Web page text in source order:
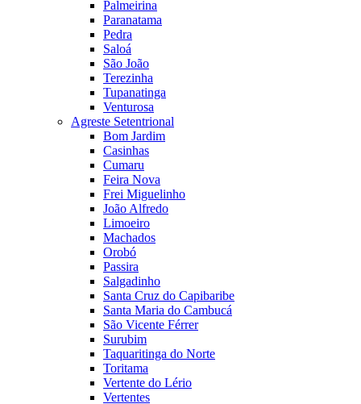
Palmeirina
Paranatama
Pedra
Saloá
São João
Terezinha
Tupanatinga
Venturosa
Agreste Setentrional
Bom Jardim
Casinhas
Cumaru
Feira Nova
Frei Miguelinho
João Alfredo
Limoeiro
Machados
Orobó
Passira
Salgadinho
Santa Cruz do Capibaribe
Santa Maria do Cambucá
São Vicente Férrer
Surubim
Taquaritinga do Norte
Toritama
Vertente do Lério
Vertentes